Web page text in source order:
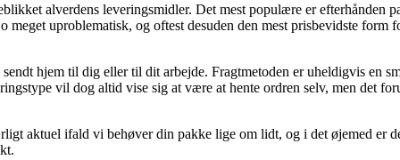
alverdens leveringsmidler. Det mest populære er efterhånden
meget uproblematisk, og oftest desuden den mest prisbevidste
hjem til dig eller til dit arbejde. Fragtmetoden er uheldigvis en
vil dog altid vise sig at være at hente ordren selv, men det
aktuel ifald vi behøver din pakke lige om lidt, og i det øjemed er